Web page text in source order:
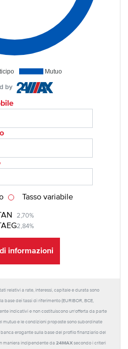
Mutuo
by
2,70%
2,84%
Tasso variabile
informazioni
relativi a rate, interessi, capitale e durata sono
base dei tassi di riferimento (EURIBOR, BCE,
indicativi e non costituiscono un'offerta da parte
mutuo e le condizioni proposte sono subordinate
erogante sulla base del profilo finanziario del
maniera indipendente da 24MAX secondo i criteri